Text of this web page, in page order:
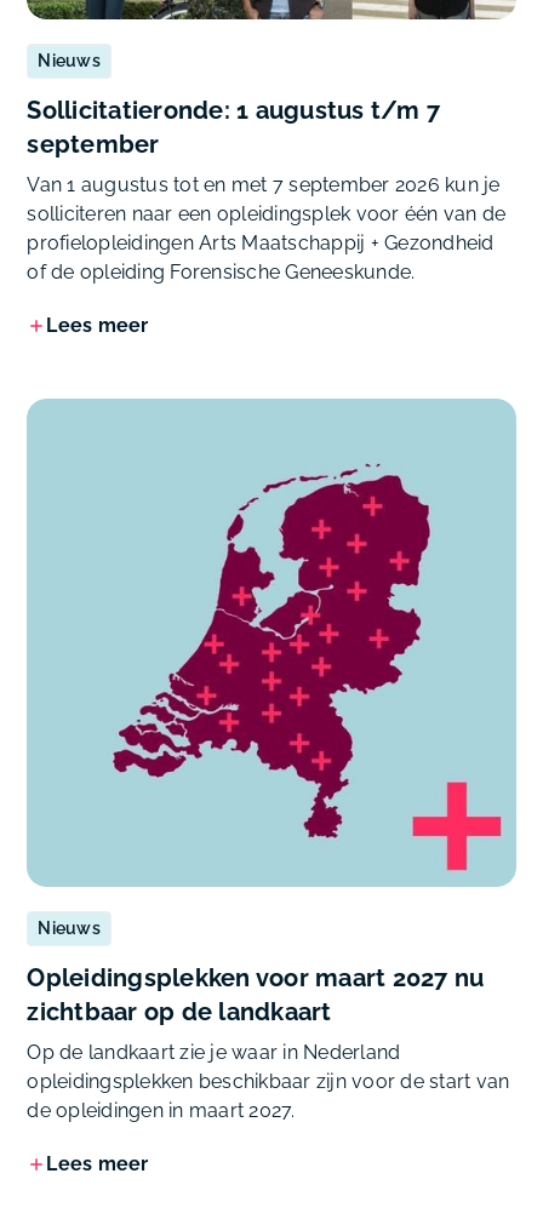
Nieuws
Sollicitatieronde: 1 augustus t/m 7
september
Van 1 augustus tot en met 7 september 2026 kun je
solliciteren naar een opleidingsplek voor één van de
profielopleidingen Arts Maatschappij + Gezondheid
of de opleiding Forensische Geneeskunde.
Lees meer
Nieuws
Opleidingsplekken voor maart 2027 nu
zichtbaar op de landkaart
Op de landkaart zie je waar in Nederland
opleidingsplekken beschikbaar zijn voor de start van
de opleidingen in maart 2027.
Lees meer